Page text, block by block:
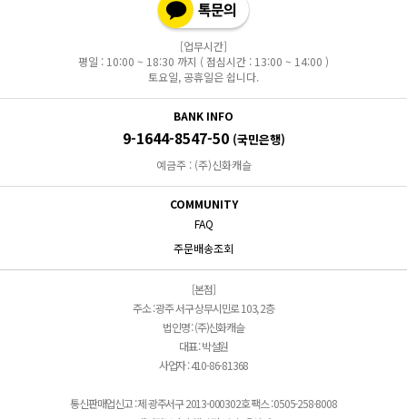
[업무시간]
평일 : 10:00 ~ 18:30 까지 ( 점심시간 : 13:00 ~ 14:00 )
토요일, 공휴일은 쉽니다.
BANK INFO
9-1644-8547-50 (국민은행)
예금주 : (주)신화캐슬
COMMUNITY
FAQ
주문배송조회
[본점]
주소 : 광주 서구 상무시민로 103, 2층
법인명 : (주)신화캐슬
대표 : 박설원
사업자 : 410-86-81368
통신판매업신고 : 제 광주서구 2013-000302호 팩스 : 0505-258-8008